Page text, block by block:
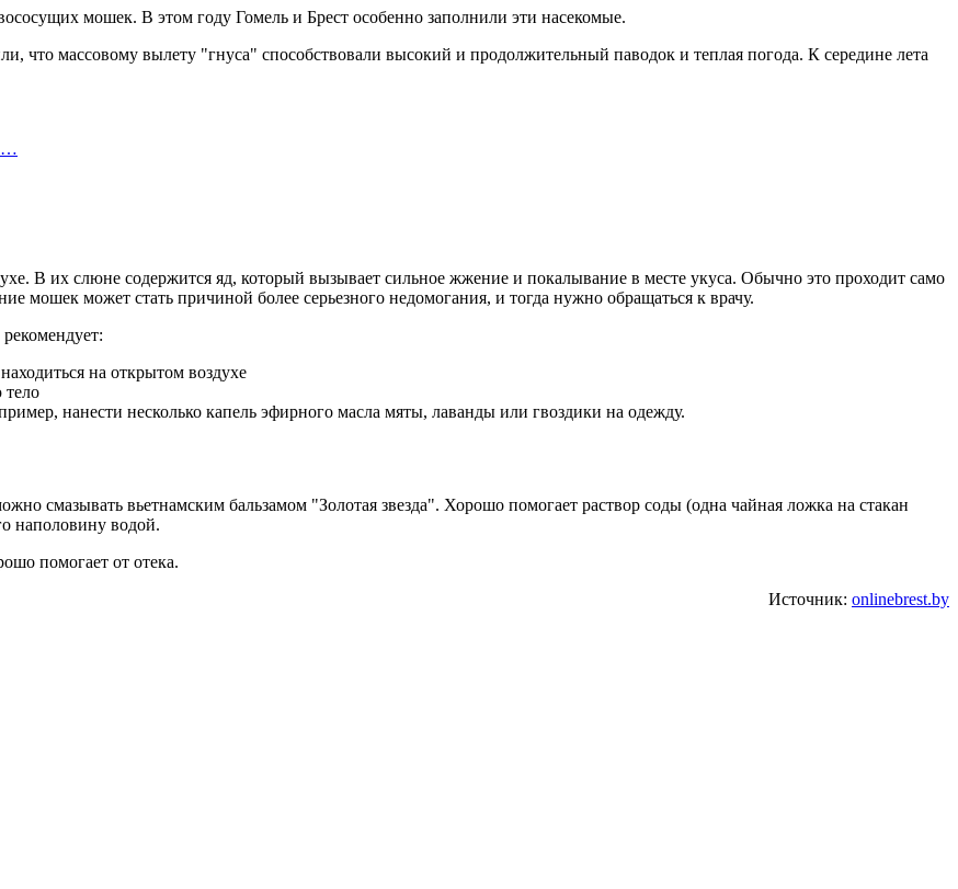
мошек. В этом году Гомель и Брест особенно заполнили эти насекомые.
что массовому вылету "гнуса" способствовали высокий и продолжительный паводок и теплая погода. К середине лета
В их слюне содержится яд, который вызывает сильное жжение и покалывание в месте укуса. Обычно это проходит само
мошек может стать причиной более серьезного недомогания, и тогда нужно обращаться к врачу.
на открытом воздухе
нанести несколько капель эфирного масла мяты, лаванды или гвоздики на одежду.
смазывать вьетнамским бальзамом "Золотая звезда". Хорошо помогает раствор соды (одна чайная ложка на стакан
наполовину водой.
помогает от отека.
Источник: onlinebrest.by